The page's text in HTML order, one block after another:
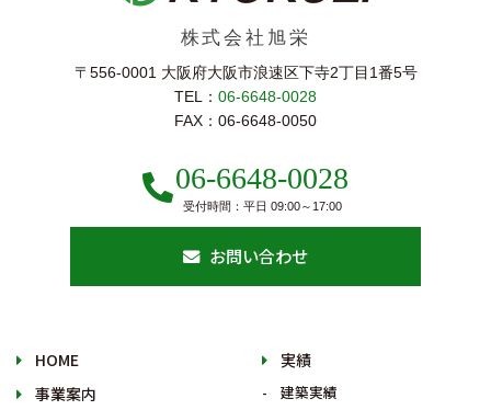
株式会社旭栄
〒556-0001 大阪府大阪市浪速区下寺2丁⽬1番5号
TEL： 06-6648-0028
FAX：06-6648-0050
06-6648-0028
受付時間：平日 09:00～17:00
お問い合わせ
HOME
事業案内
実績
建築実績